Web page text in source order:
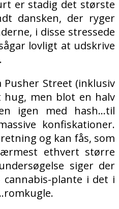
er stadig det største
dansken, der ryger
i disse stressede
lovligt at udskrive
Street (inklusiv
hug, men blot en halv
igen med hash…til
konfiskationer.
og kan fås, som
ethvert større
siger der
cannabis-plante i det i